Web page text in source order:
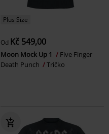
Plus Size
Od Kč 549,00
Moon Mock Up 1
Five Finger
Death Punch
Tričko